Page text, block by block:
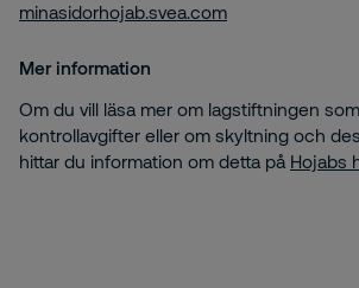
minasidorhojab.svea.com
Mer information
Om du vill läsa mer om lagstiftningen
kontrollavgifter eller om skyltning och
hittar du information om detta på Hojabs